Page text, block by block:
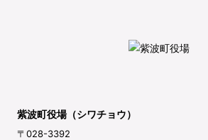
紫波町役場（シワチョウ）
〒028-3392